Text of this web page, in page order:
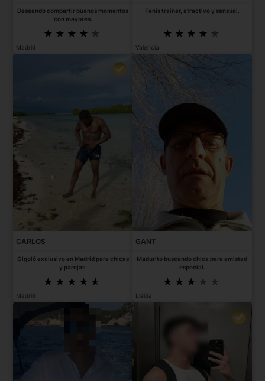
Deseando compartir buenos momentos
con mayores.
Madrid
Tenis trainer, atractivo y sensual.
Valencia
CARLOS
Gigoló exclusivo en Madrid para chicas
y parejas.
Madrid
GANT
Madurito buscando chica para amistad
especial.
Lleida